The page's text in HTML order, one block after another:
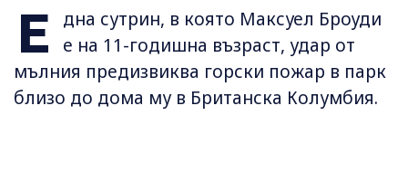
Е
дна сутрин, в която Максуел Броуди
е на 11-годишна възраст, удар от
мълния предизвиква горски пожар в парк
близо до дома му в Британска Колумбия.